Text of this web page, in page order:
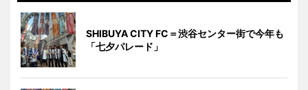
SHIBUYA CITY FC＝渋谷センター街で今年も
「七夕パレード」